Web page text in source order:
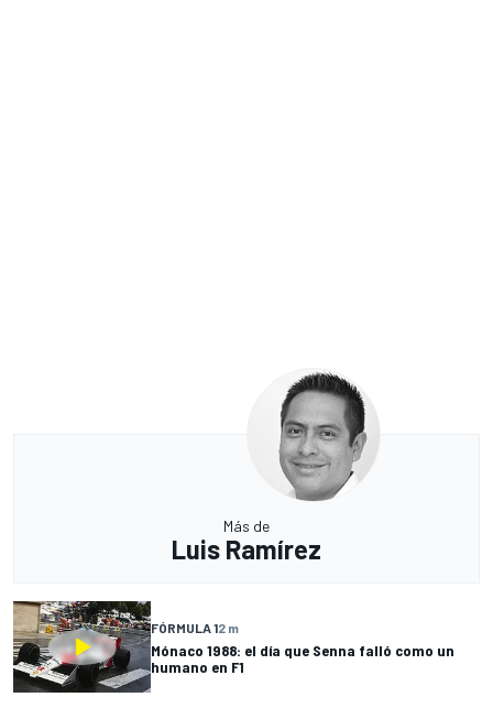
Más de
Luis Ramírez
FÓRMULA 12 m
Mónaco 1988: el día que Senna falló como un
humano en F1